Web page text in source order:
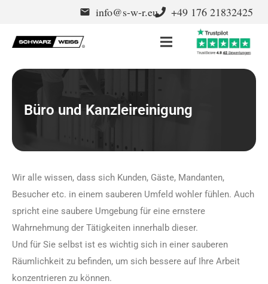
email info@s-w-r.eu +49 176 21832425
Büro und Kanzleireinigung
Wir alle wissen, dass sich Kunden, Gäste, Mandanten,
Besucher etc. in einem sauberen Umfeld wohler fühlen. Auch
spricht eine saubere Umgebung für eine ernstere
Wahrnehmung der Tätigkeiten innerhalb dieser.
Und für Sie selbst ist es wichtig sich in einer sauberen
Räumlichkeit zu befinden, um sich bessere auf Ihre Arbeit
konzentrieren zu können.